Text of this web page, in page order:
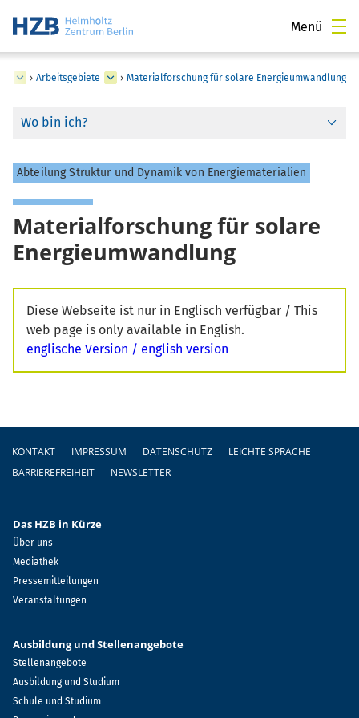
Menü
› Arbeitsgebiete › Materialforschung für solare Energieumwandlung
Wo bin ich?
Abteilung Struktur und Dynamik von Energiematerialien
Materialforschung für solare
Energieumwandlung
Diese Webseite ist nur in Englisch verfügbar / This
web page is only available in English.
englische Version / english version
KONTAKT IMPRESSUM DATENSCHUTZ
LEICHTE SPRACHE
BARRIEREFREIHEIT
NEWSLETTER
Das HZB in Kürze
Über uns
Mediathek
Pressemitteilungen
Veranstaltungen
Ausbildung und Stellenangebote
Stellenangebote
Ausbildung und Studium
Schule und Studium